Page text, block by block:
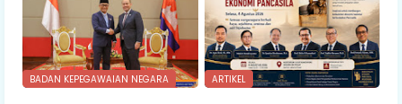
BADAN KEPEGAWAIAN NEGARA ARTIKEL